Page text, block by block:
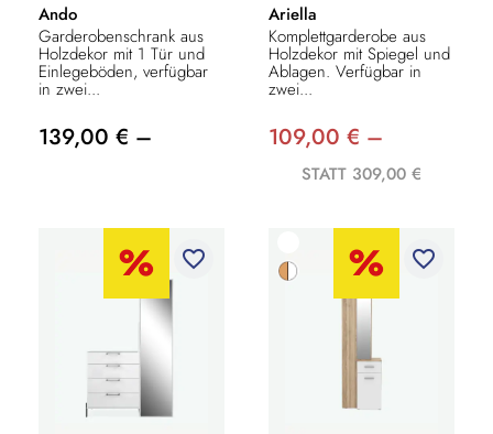
Ando
Garderobenschrank aus
Holzdekor mit 1 Tür und
Einlegeböden, verfügbar
in zwei...
139,00 € –
Ariella
Komplettgarderobe aus
Holzdekor mit Spiegel und
Ablagen. Verfügbar in
zwei...
109,00 € –
STATT 309,00 €
favorite_border favorite_border